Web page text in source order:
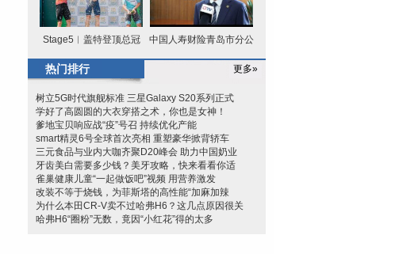
Stage5︱盖特登顶总冠
中国人寿财险青岛市分公
热门排行 更多»
树立5G时代旗舰标准 三星Galaxy S20系列正式
学好了高圆圆的大衣穿搭之术，你也是女神！
爹地宝贝响应战“疫”号召 持续优化产能
smart精灵6号全球首次亮相 重塑豪华掀背轿车
三元食品与业内大咖齐聚D20峰会 助力中国奶业
牙齿美白需要多少钱？美牙攻略，快来看看你适
雀巢健康儿童“一起做饭吧”视频 用营养激发
改装不等于烧钱，为菲斯塔的高性能“加麻加辣
为什么本田CR-V卖不过哈弗H6？这几点原因很关
哈弗H6“圈粉”无数，竟因“小红花”得的太多